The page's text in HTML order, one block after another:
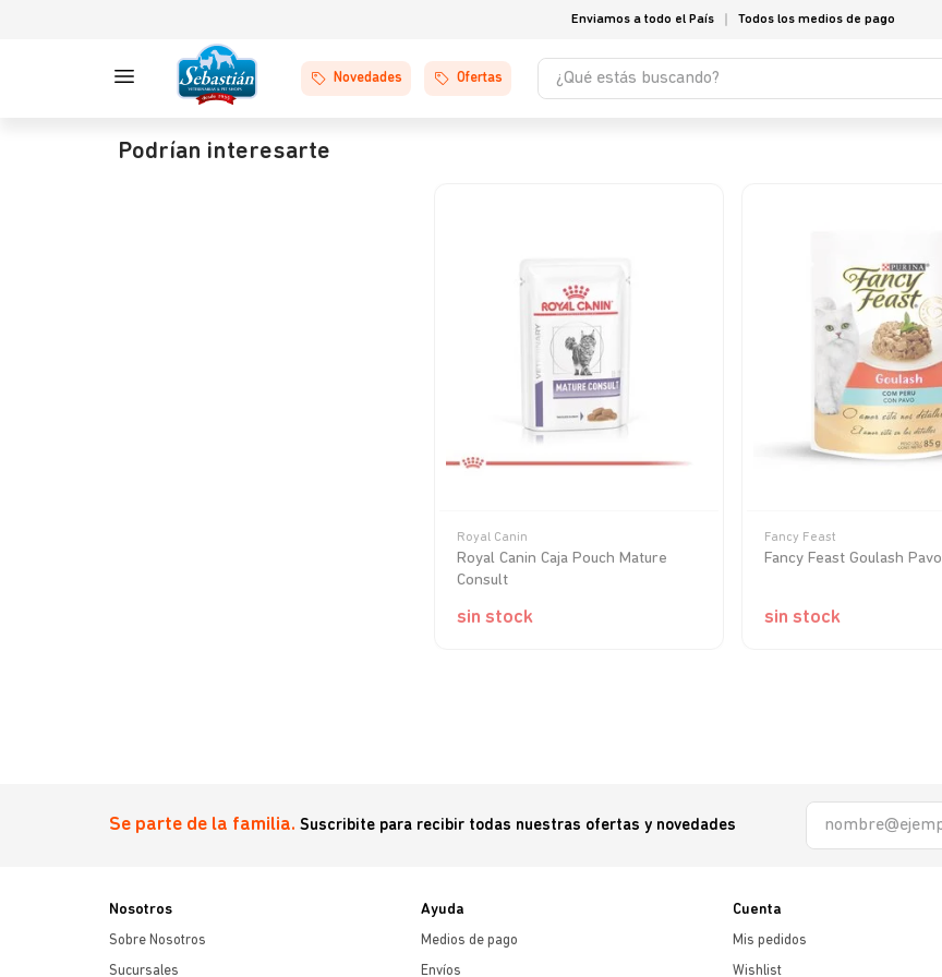
Enviamos a todo el País Todos los medios de pago
Novedades Ofertas
¿Qué estás buscando?
Podrían interesarte
Royal Canin
Royal Canin Caja Pouch Mature
Consult
sin stock
Fancy Feast
Fancy Feast Goulash Pavo
sin stock
Se parte de la familia. Suscribite para recibir todas nuestras ofertas y novedades
Nosotros
Sobre Nosotros
Sucursales
Ayuda
Medios de pago
Envíos
Cuenta
Mis pedidos
Wishlist